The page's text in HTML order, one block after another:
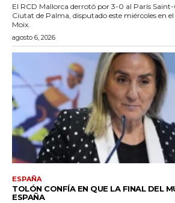
El RCD Mallorca derrotó por 3-0 al París
Ciutat de Palma, disputado este miércoles en
Moix.
agosto 6, 2026
ESPAÑA
TOLÓN CONFÍA EN QUE LA FINAL DEL
ESPAÑA